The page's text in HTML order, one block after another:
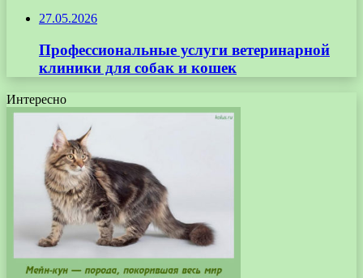
27.05.2026
Профессиональные услуги ветеринарной
клиники для собак и кошек
Интересно